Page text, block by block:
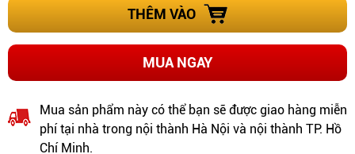
THÊM VÀO
MUA NGAY
Mua sản phẩm này có thể bạn sẽ được giao hàng miễn
phí tại nhà trong nội thành Hà Nội và nội thành TP. Hồ
Chí Minh.